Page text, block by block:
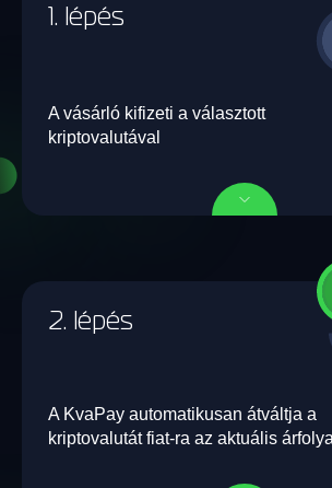
1. lépés
A vásárló kifizeti a választott
kriptovalutával
2. lépés
A KvaPay automatikusan átváltja a
kriptovalutát fiat-ra az aktuális